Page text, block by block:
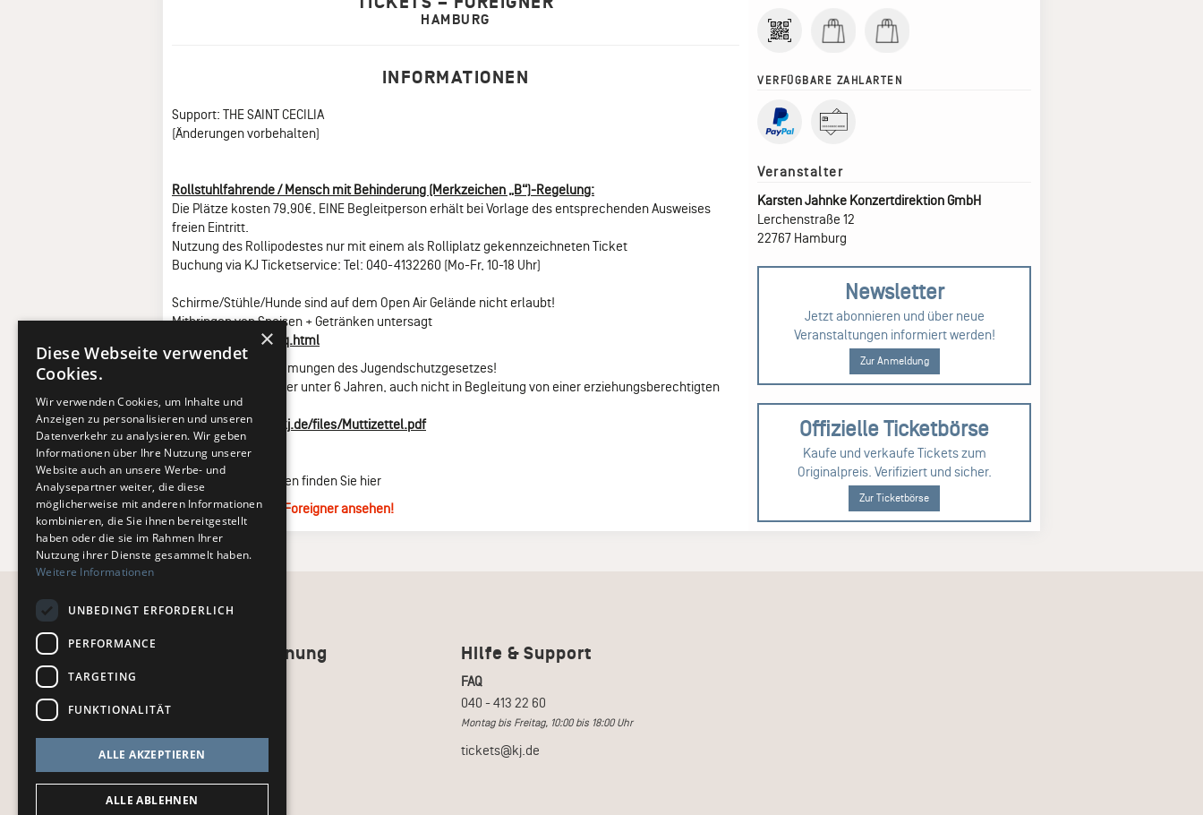
HAMBURG
INFORMATIONEN
Support: THE SAINT CECILIA
(Änderungen vorbehalten)
Rollstuhlfahrende / Mensch mit Behinderung (Merkzeichen „B“)-Regelung:
Die Plätze kosten 79,90€, EINE Begleitperson erhält bei Vorlage des entsprechenden Ausweises
freien Eintritt.
Nutzung des Rollipodestes nur mit einem als Rolliplatz gekennzeichneten Ticket
Buchung via KJ Ticketservice: Tel: 040-4132260 (Mo-Fr, 10-18 Uhr)
Schirme/Stühle/Hunde sind auf dem Open Air Gelände nicht erlaubt!
Mitbringen von Speisen + Getränken untersagt
www.kj.de/faq.html
Es gelten die Bestimmungen des Jugendschutzgesetzes!
Kein Einlass für Kinder unter 6 Jahren, auch nicht in Begleitung von einer erziehungsberechtigten
Person.
„Muttizettel“:www.kj.de/files/Muttizettel.pdf
MIT:Foreigner
Weitere Informationen finden Sie hier
→ Alle Termine von Foreigner ansehen!
VERFÜGBARE ZAHLARTEN
Karsten Jahnke Konzertdirektion GmbH
Lerchenstraße 12
22767 Hamburg
Newsletter
Jetzt abonnieren und über neue
Veranstaltungen informiert werden!
Zur Anmeldung
Offizielle Ticketbörse
Kaufe und verkaufe Tickets zum
Originalpreis. Verifiziert und sicher.
Zur Ticketbörse
Recht und Ordnung
Impressum
Hilfe & Support
FAQ
040 - 413 22 60
Montag bis Freitag, 10:00 bis 18:00 Uhr
tickets@kj.de
×
Diese Webseite verwendet
Cookies.
Wir verwenden Cookies, um Inhalte und
Anzeigen zu personalisieren und unseren
Datenverkehr zu analysieren. Wir geben
Informationen über Ihre Nutzung unserer
Website auch an unsere Werbe- und
Analysepartner weiter, die diese
möglicherweise mit anderen Informationen
kombinieren, die Sie ihnen bereitgestellt
haben oder die sie im Rahmen Ihrer
Nutzung ihrer Dienste gesammelt haben.
Weitere Informationen
UNBEDINGT ERFORDERLICH
PERFORMANCE
TARGETING
FUNKTIONALITÄT
ALLE AKZEPTIEREN
ALLE ABLEHNEN